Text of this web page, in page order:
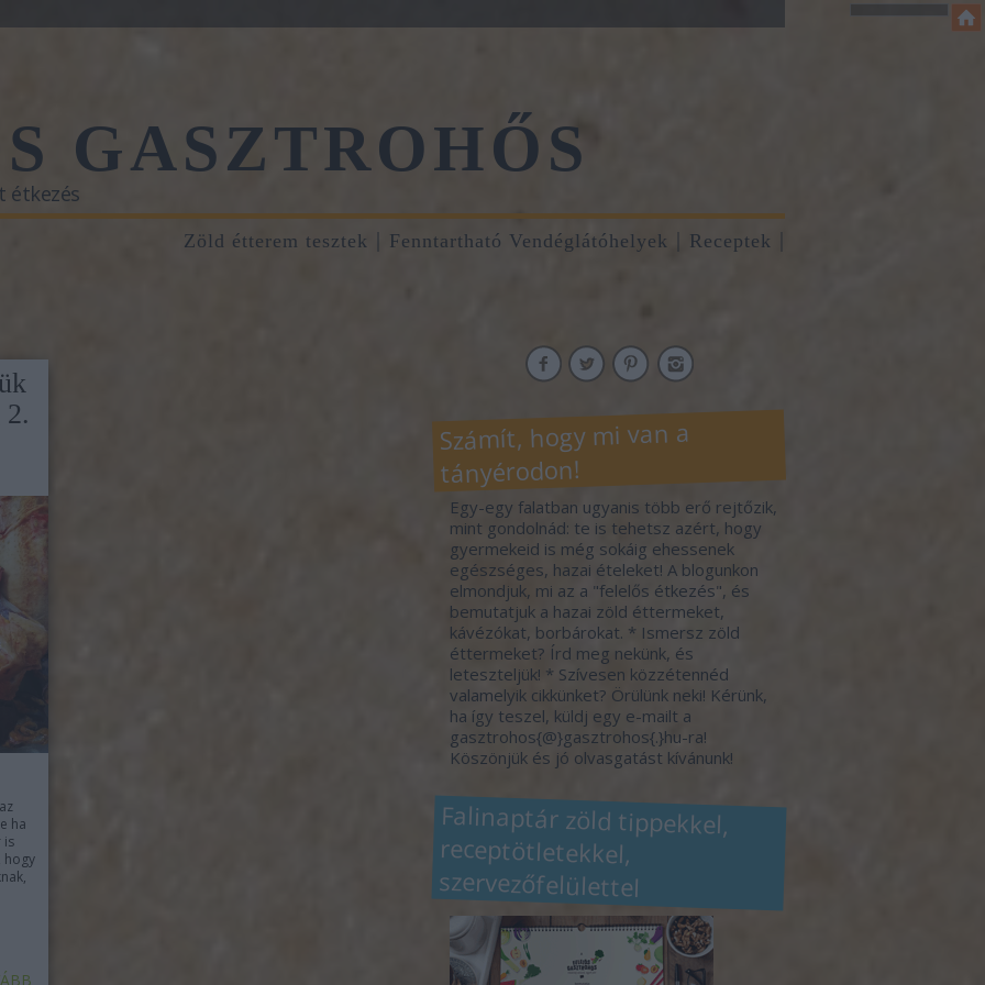
GASZTROHŐS
étkezés
Zöld étterem tesztek Fenntartható Vendéglátóhelyek Receptek
ha
is
hogy
Számít, hogy mi van a
tányérodon!
Egy-egy falatban ugyanis több erő rejtőzik,
mint gondolnád: te is tehetsz azért, hogy
gyermekeid is még sokáig ehessenek
egészséges, hazai ételeket! A blogunkon
elmondjuk, mi az a "felelős étkezés", és
bemutatjuk a hazai zöld éttermeket,
kávézókat, borbárokat. * Ismersz zöld
éttermeket? Írd meg nekünk, és
leteszteljük! * Szívesen közzétennéd
valamelyik cikkünket? Örülünk neki! Kérünk,
ha így teszel, küldj egy e-mailt a
gasztrohos{@}gasztrohos{.}hu-ra!
Köszönjük és jó olvasgatást kívánunk!
Falinaptár zöld tippekkel,
receptötletekkel,
szervezőfelülettel